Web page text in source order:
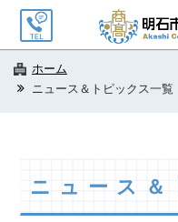
ホーム
ニュース＆トピックス一覧
ニュース